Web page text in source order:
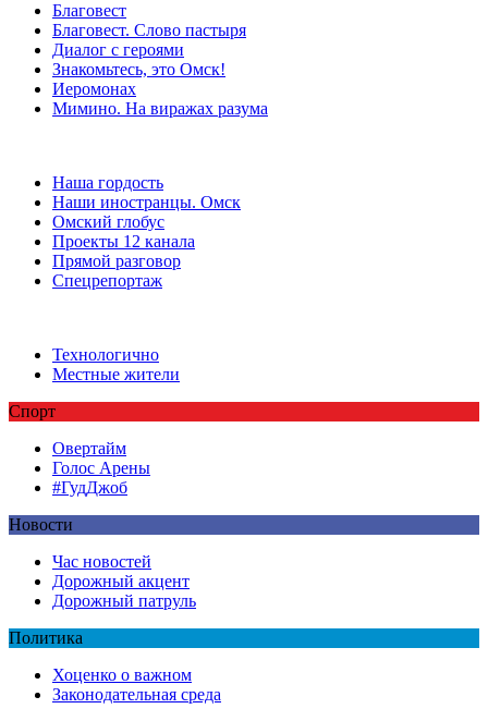
Благовест
Благовест. Слово пастыря
Диалог с героями
Знакомьтесь, это Омск!
Иеромонах
Мимино. На виражах разума
Наша гордость
Наши иностранцы. Омск
Омский глобус
Проекты 12 канала
Прямой разговор
Спецрепортаж
Технологично
Местные жители
Спорт
Овертайм
Голос Арены
#ГудДжоб
Новости
Час новостей
Дорожный акцент
Дорожный патруль
Политика
Хоценко о важном
Законодательная среда